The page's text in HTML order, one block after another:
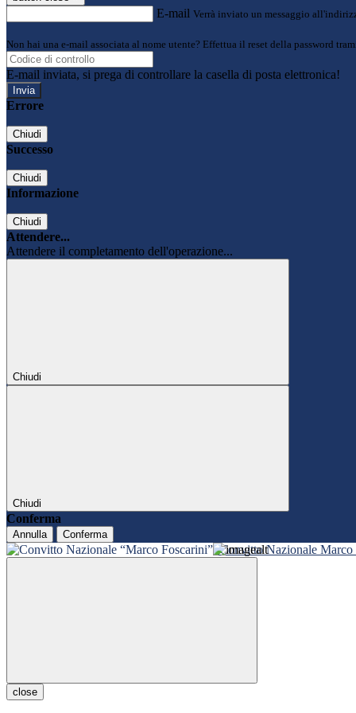
E-mail Verrà inviato un messaggio
Non hai una e-mail associata al nome utente? Effettua il reset della password
E-mail inviata, si prega di controllare la casella di posta elettronica!
Errore
Chiudi
Successo
Chiudi
Informazione
Chiudi
Attendere...
Attendere il completamento dell'operazione...
Chiudi
Chiudi
Conferma
Annulla Conferma
Convitto Nazionale Marco
close